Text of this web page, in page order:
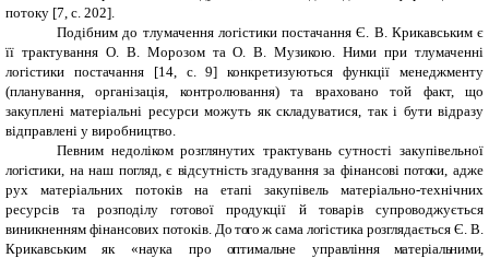
потоку [7, с. 202].
Подібним до тлумачення логістики постачання Є. В. Крикавським є
її трактування О. В. Морозом та О. В. Музикою. Ними при тлумаченні
логістики постачання [14, с. 9] конкретизуються функції менеджменту
(планування, організація, контролювання) та враховано той факт, що
закуплені матеріальні ресурси можуть як складуватися, так і бути відразу
відправлені у виробництво.
Певним недоліком розглянутих трактувань сутності закупівельної
логістики, на наш погляд, є відсутністьзгадування за фінансові потоки, адже
рух матеріальних потоків на етапі закупівель матеріально-технічних
ресурсів та розподілу готової продукції й товарів супроводжується
виникненням фінансових потоків. Дотогож сама логістика розглядається Є. В.
Крикавськимяк «наука про оптимальне управління матеріальними,